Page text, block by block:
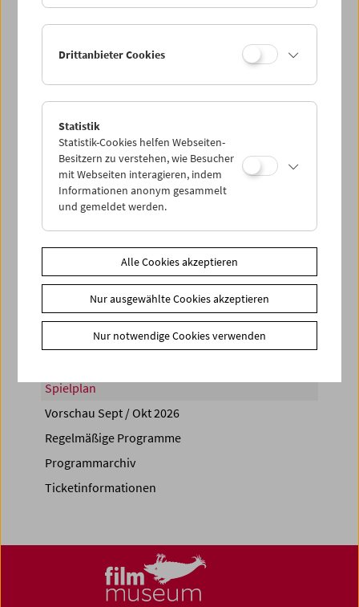
Sa 25.7.
PROGRAMM ÜBERBLICK
Share on
Spielplan
Vorschau Sept / Okt 2026
Regelmäßige Programme
Programmarchiv
Ticketinformationen
Drittanbieter Cookies
Statistik
Statistik-Cookies helfen Webseiten-
Besitzern zu verstehen, wie Besucher
mit Webseiten interagieren, indem
Informationen anonym gesammelt
und gemeldet werden.
Alle Cookies akzeptieren
Nur ausgewählte Cookies akzeptieren
Nur notwendige Cookies verwenden